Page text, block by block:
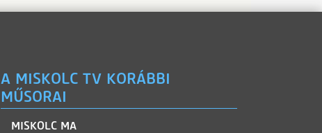
A MISKOLC TV KORÁBBI
MŰSORAI
MISKOLC MA